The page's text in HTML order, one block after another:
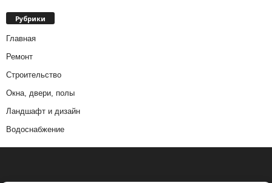
Рубрики
Главная
Ремонт
Строительство
Окна, двери, полы
Ландшафт и дизайн
Водоснабжение